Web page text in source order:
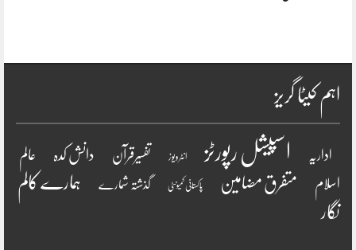
اہم کیٹا گریز
اداریہ اسپیشل رپورٹز انٹرویو ز تفسیرقرآن دانش کدہ عالم
اسلام متفرق مضامین پاکستانی کمیونٹی گذشتہ شمارے
ہمارے کالم
نگار